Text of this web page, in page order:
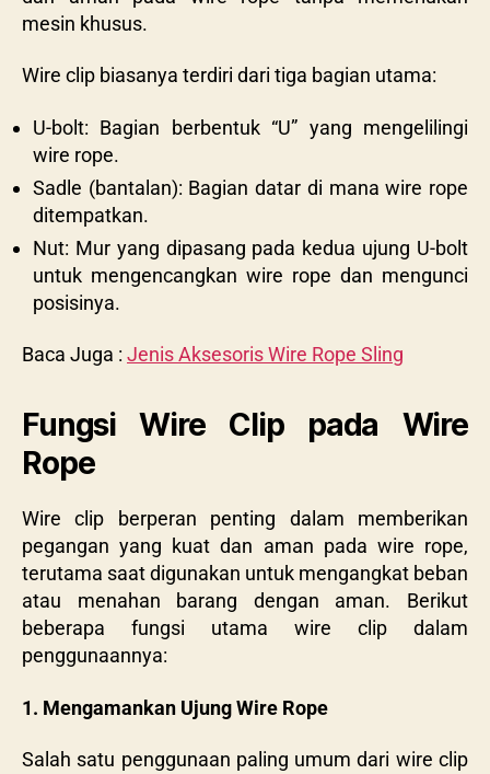
mesin khusus.
Wire clip biasanya terdiri dari tiga bagian utama:
U-bolt: Bagian berbentuk “U” yang mengelilingi
wire rope.
Sadle (bantalan): Bagian datar di mana wire rope
ditempatkan.
Nut: Mur yang dipasang pada kedua ujung U-bolt
untuk mengencangkan wire rope dan mengunci
posisinya.
Baca Juga : Jenis Aksesoris Wire Rope Sling
Fungsi Wire Clip pada Wire
Rope
Wire clip berperan penting dalam memberikan
pegangan yang kuat dan aman pada wire rope,
terutama saat digunakan untuk mengangkat beban
atau menahan barang dengan aman. Berikut
beberapa fungsi utama wire clip dalam
penggunaannya:
1. Mengamankan Ujung Wire Rope
Salah satu penggunaan paling umum dari wire clip